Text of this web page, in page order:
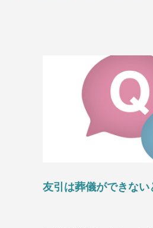
友引は葬儀ができない